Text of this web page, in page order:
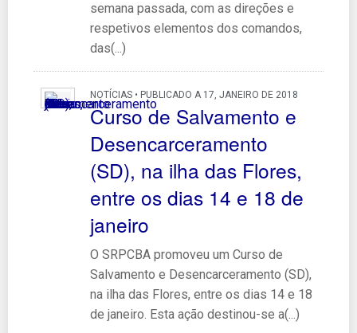
semana passada, com as direções e
respetivos elementos dos comandos,
das(...)
NOTÍCIAS • PUBLICADO A 17, JANEIRO DE 2018
Curso de Salvamento e
Desencarceramento
(SD), na ilha das Flores,
entre os dias 14 e 18 de
janeiro
O SRPCBA promoveu um Curso de
Salvamento e Desencarceramento (SD),
na ilha das Flores, entre os dias 14 e 18
de janeiro. Esta ação destinou-se a(...)